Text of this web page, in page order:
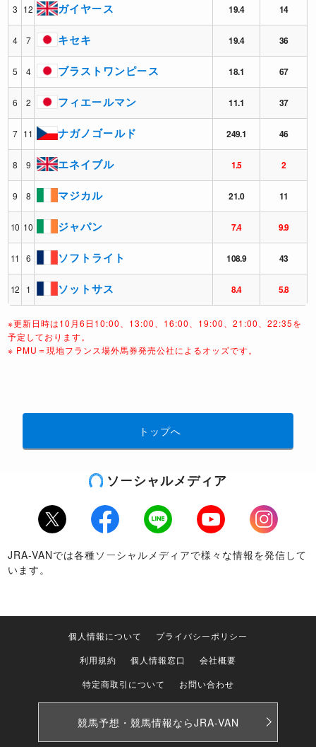
3 12 ガイヤース 19.4 14
4 7 キセキ 19.4 36
5 4 ブラストワンピース 18.1 67
6 2 フィエールマン 11.1 37
7 11 ナガノゴールド 249.1 46
8 9 エネイブル 1.5 2
9 8 マジカル 21.0 11
10 10 ジャパン 7.4 9.9
11 6 ソフトライト 108.9 43
12 1 ソットサス 8.4 5.8
※更新日時は10月6日10:00、13:00、16:00、19:00、21:00、22:35を
予定しております。
※ PMU＝現地フランス場外馬券発売公社によるオッズです。
トップへ
ソーシャルメディア
Twitter Facebook LINE Youtube
Instagram
JRA-VANでは各種ソーシャルメディアで様々な情報を発信して
います。
個人情報について
プライバシーポリシー
利用規約
個人情報窓口
会社概要
特定商取引について
お問い合わせ
競馬予想・競馬情報ならJRA-VAN